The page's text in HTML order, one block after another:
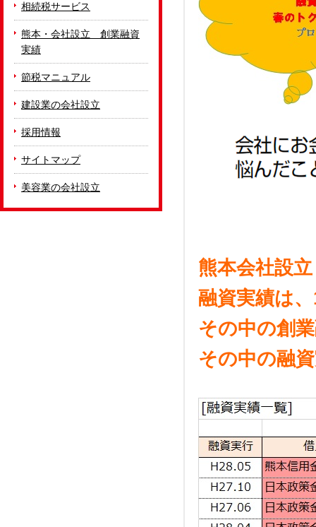
熊本会社設
融資実績は
その中の創
その中の融
相続税サービス
熊本・会社設立 創業融資
実績
節税マニュアル
建設業の会社設立
採用情報
サイトマップ
美容業の会社設立